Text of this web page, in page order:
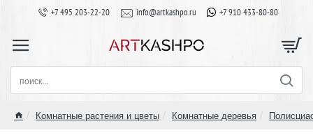
+7 495 203-22-20 info@artkashpo.ru +7 910 433-80-80
поиск...
Комнатные растения и цветы Комнатные деревья